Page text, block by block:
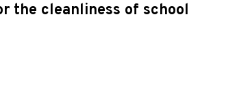
the cleanliness of school